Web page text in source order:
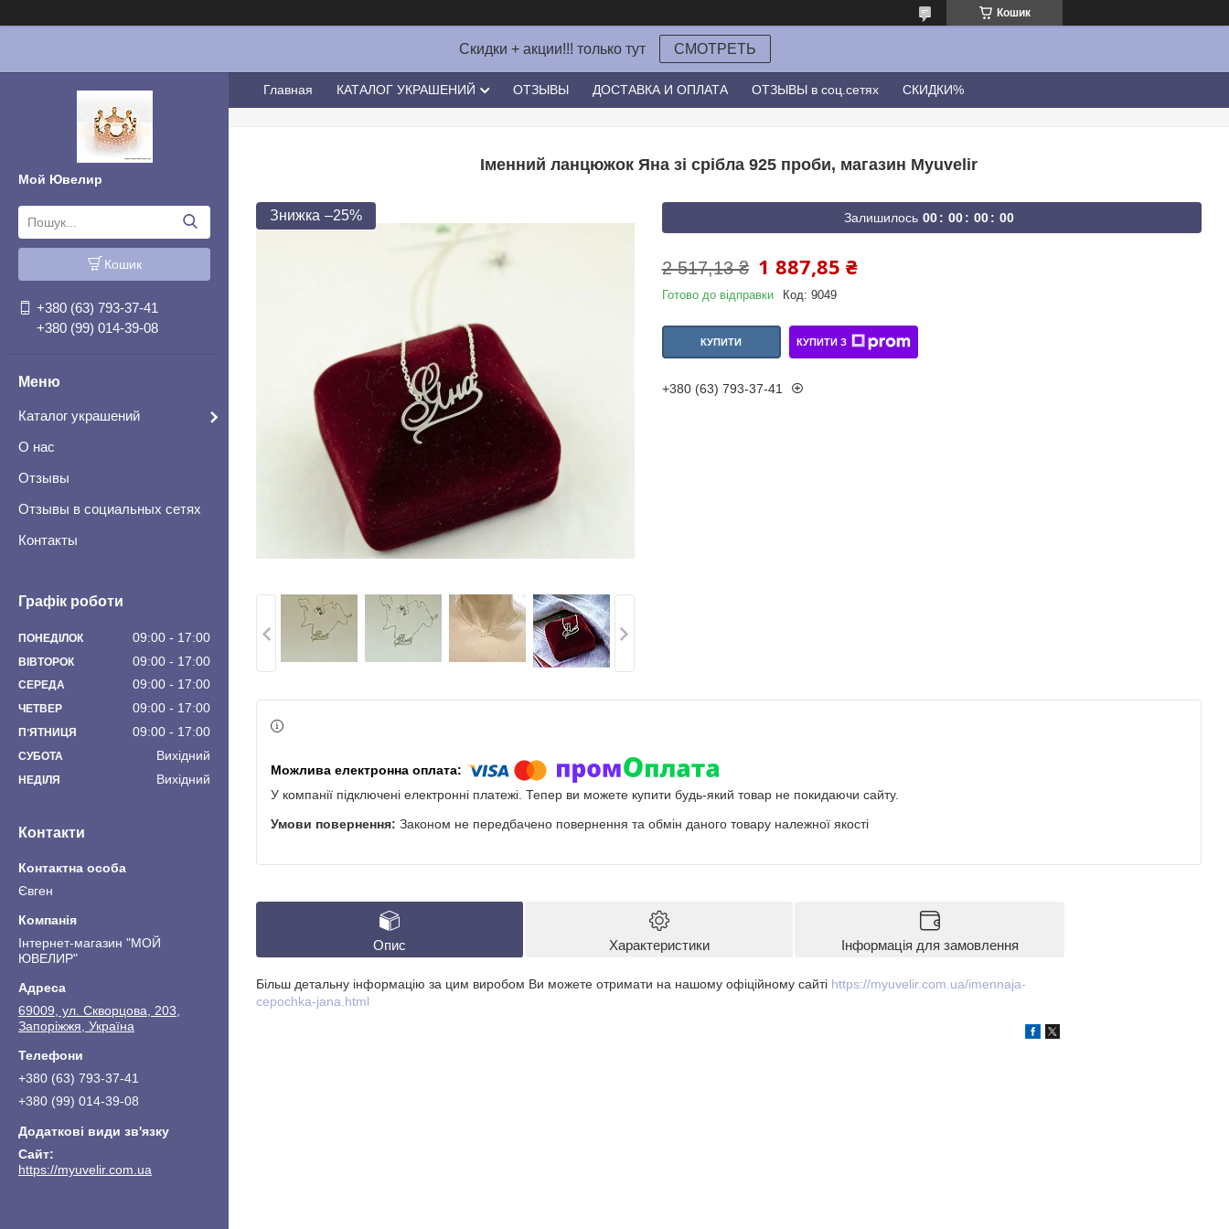
Кошик
Скидки + акции!!! только тут СМОТРЕТЬ
Мой Ювелир
Кошик
+380 (63) 793-37-41
+380 (99) 014-39-08
Каталог украшений
О нас
Отзывы
Отзывы в социальных сетях
Контакты
Графік роботи
ПОНЕДІЛОК 09:00 17:00
ВІВТОРОК 09:00 17:00
СЕРЕДА 09:00 17:00
ЧЕТВЕР 09:00 17:00
ПʼЯТНИЦЯ 09:00 17:00
СУБОТА Вихідний
НЕДІЛЯ Вихідний
Контакти
Євген
Інтернет-магазин "МОЙ
ЮВЕЛИР"
69009, ул. Скворцова, 203,
Запоріжжя, Україна
+380 (63) 793-37-41
+380 (99) 014-39-08
https://myuvelir.com.ua
Главная КАТАЛОГ УКРАШЕНИЙ ОТЗЫВЫ ДОСТАВКА И ОПЛАТА ОТЗЫВЫ в соц.сетях СКИДКИ%
Іменний ланцюжок Яна зі срібла 925 проби, магазин Myuvelir
–25% Залишилось 00 00 00 00
2 517,13 ₴ 1 887,85 ₴
Готово до відправки Код: 9049
КУПИТИ КУПИТИ З
+380 (63) 793-37-41
У компанії підключені електронні платежі. Тепер ви можете купити будь-який товар не покидаючи сайту.
Законом не передбачено повернення та обмін даного товару належної якості
Опис Характеристики Інформація для замовлення
Більш детальну інформацію за цим виробом Ви можете отримати на нашому офіційному сайті https://myuvelir.com.ua/imennaja-
cepochka-jana.html